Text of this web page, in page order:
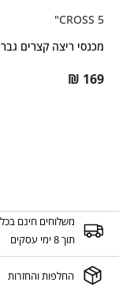
CROSS 5"
מכנסי ריצה קצרים
₪ 169
משלוחים חינם בכל
תוך 8 ימי עסקים
החלפות והחזרות